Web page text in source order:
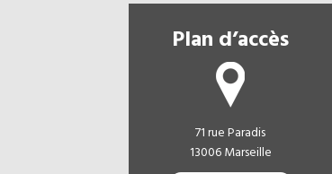
Plan d’accès
71 rue Paradis
13006 Marseille